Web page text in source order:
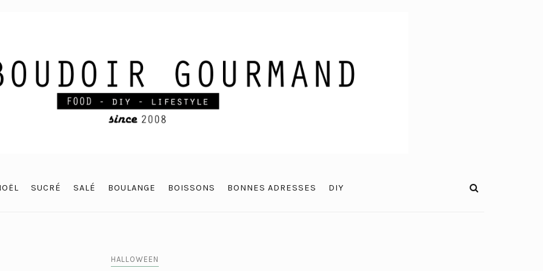
SUCRÉ SALÉ BOULANGE BOISSONS BONNES ADRESSES DIY
HALLOWEEN